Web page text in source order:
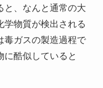
と、なんと通常の大
学物質が検出される
毒ガスの製造過程で
酷似していると